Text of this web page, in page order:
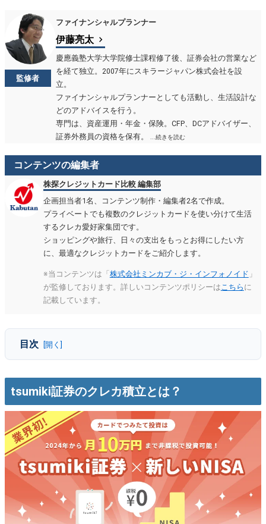
監修者
ファイナンシャルプランナー
伊藤亮太
慶應義塾大学大学院修士課程修了後、証券会社の営業など
を経て独立。2007年にスキラージャパン株式会社を設
立。
ファイナンシャルプランナーとしても活動し、生活設計な
どのアドバイスを行う。
専門は、資産運用・年金・保険。CFP、DCアドバイザー、
証券外務員の資格を保有。
...続きを読む
コンテンツの編集者
株探クレジットカード比較 編集部
企画担当者1名、コンテンツ制作・編集者2名で作成。
プライベートでも複数のクレジットカードを使い分けて生活
するクレカ愛好家集団です。
ショッピングや旅行、日々の支出をもっとお得にしたい方
に、最適なクレジットカードをご紹介します。
※当コンテンツは「株式会社ミンカブ・ジ・インフォノイド 」
が監修しております。詳しいコンテンツポリシーは こちら に
記載しています。
目次
は最大0.5%
投資枠）対象！
tsumiki証券のクレカ積立の特徴・メリット
年会費無料のカードで始められる
還元されるエポスポイントが使いやすい
エポスポイントによるポイント投資ができる
tsumiki証券では100円からクレカ積立ができる
クレカ積立の上限額が10万円と大きい
tsumiki証券のクレカ積立とは？